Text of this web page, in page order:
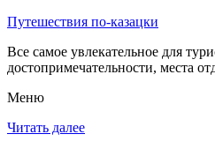
Путешествия по-казацки
Все самое увлекательное для
достопримечательности, места
Меню
Читать далее